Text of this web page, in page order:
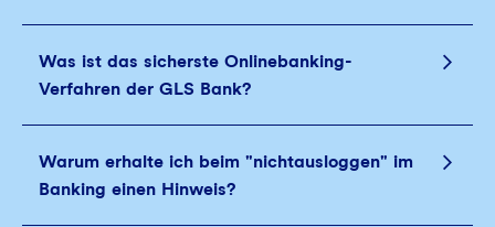
Was ist das sicherste Onlinebanking-
Verfahren der GLS Bank?
Warum erhalte ich beim "nichtausloggen" im
Banking einen Hinweis?